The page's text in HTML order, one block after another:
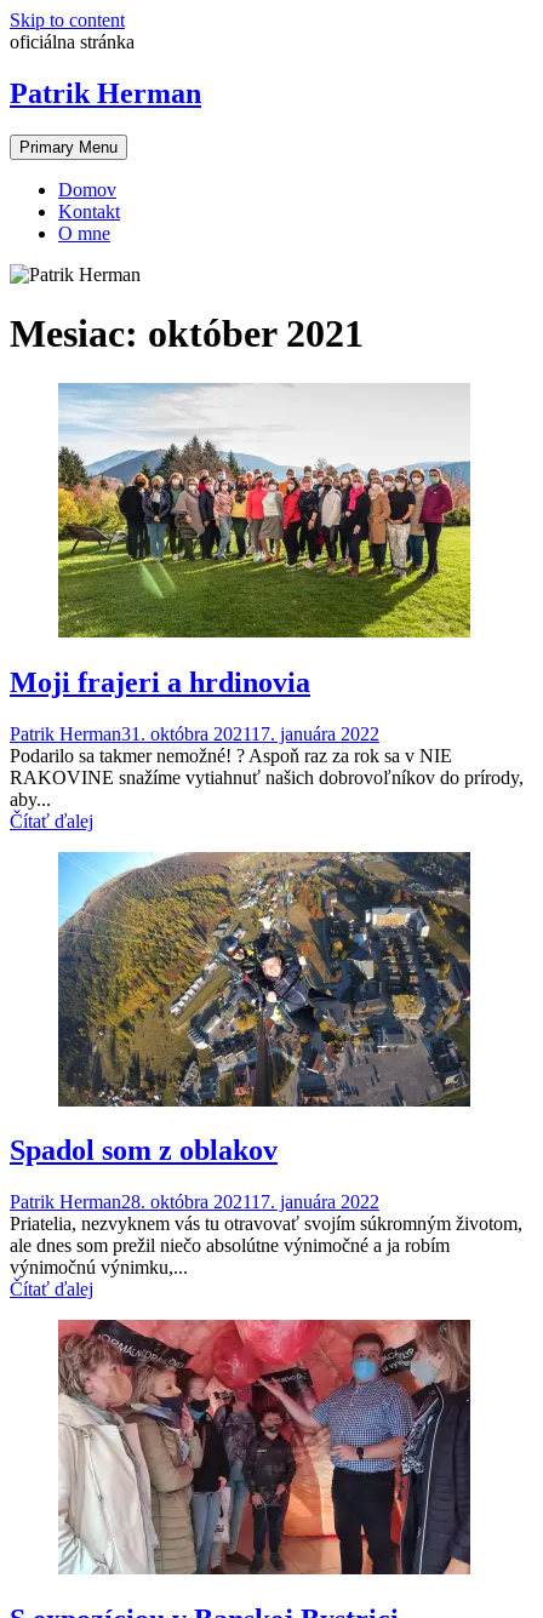
Skip to content
oficiálna stránka
Patrik Herman
Primary Menu
Domov
Kontakt
O mne
Mesiac: október 2021
Moji frajeri a hrdinovia
Patrik Herman31. októbra 202117. januára 2022
Podarilo sa takmer nemožné! ? Aspoň raz za rok sa v NIE
RAKOVINE snažíme vytiahnuť našich dobrovoľníkov do prírody,
aby...
Čítať ďalej
Spadol som z oblakov
Patrik Herman28. októbra 202117. januára 2022
Priatelia, nezvyknem vás tu otravovať svojím súkromným životom,
ale dnes som prežil niečo absolútne výnimočné a ja robím
výnimočnú výnimku,...
Čítať ďalej